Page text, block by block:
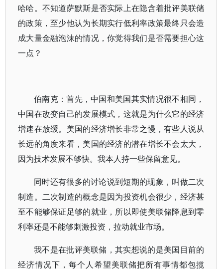
哈哈。不知道萨默斯是否实际上在隐含着批评美联储
的政策，至少他认为长期实行低利率政策最终只会造
成大量金融泡沫的情况，你觉得我们是否需要担心这
一点？
伯南克：首先，中国和美国其实情况很不相同，
中国在改变自己的发展模式，这就是为什么它的经济
增速在放缓。美国的经济增长非常之慢，有些人说从
长远的角度来看，美国的经济的潜在增长不会太大，
因为技术发展不够快。我本人持一些保留意见。
同时还有很多的讨论说到短期的现象，叫做二次
制造。二次制造的概念是因为投资机会很少，经济甚
至不能够保证足够的就业，所以即使美联储降息到零
利率还是不能够刺激投资，拉动就业市场。
我不是在批评美联储，其实想说的是美国目前的
经济情况下，每个人希望美联储把所有事情都包揽